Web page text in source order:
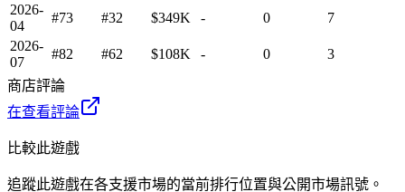
2026-
04
#73 #32 $349K - 0
7
2026-
07
#82 #62 $108K - 0 3
商店評論
在查看評論
比較此遊戲
追蹤此遊戲在各支援市場的當前排行位置與公開市場訊號。